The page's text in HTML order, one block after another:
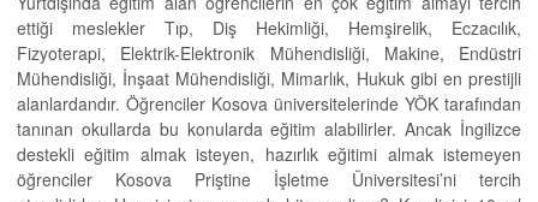
ettiği meslekler Tıp, Diş Hekimliği, Hemşirelik, Eczacılık,
Fizyoterapi, Elektrik-Elektronik Mühendisliği, Makine, Endüstri
Mühendisliği, İnşaat Mühendisliği, Mimarlık, Hukuk gibi en prestijli
alanlardandır. Öğrenciler Kosova üniversitelerinde YÖK tarafından
tanınan okullarda bu konularda eğitim alabilirler. Ancak İngilizce
destekli eğitim almak isteyen, hazırlık eğitimi almak istemeyen
öğrenciler Kosova Priştine İşletme Üniversitesi’ni tercih